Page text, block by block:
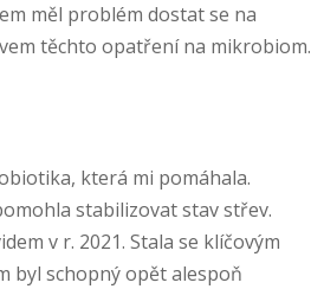
měl problém dostat se na
těchto opatření na mikrobiom.
která mi pomáhala.
stabilizovat stav střev.
v r. 2021. Stala se klíčovým
byl schopný opět alespoň